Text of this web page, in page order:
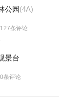
公园(4A)
127条评论
景台
0条评论